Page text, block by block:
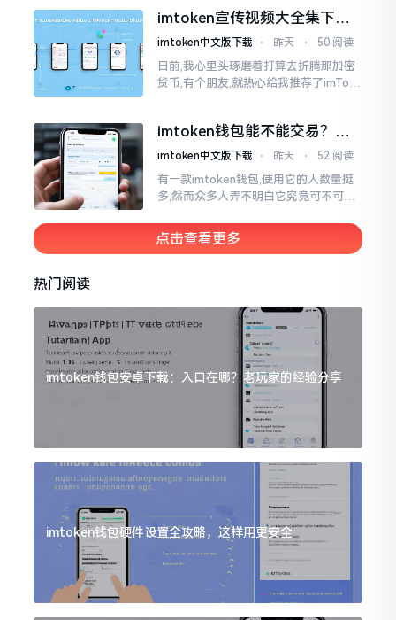
一个“钱包”而已
imtoken宣传视频大全集下
载，新手看完就懂怎么用
imtoken中文版下载 ⋅ 昨天 ⋅ 50 阅读
日前,我心里头琢磨着打算去折腾那加密
货币,有个朋友,就热心给我推荐了imTok
imtoken钱包能不能交易？一
文说清楚
imtoken中文版下载 ⋅ 昨天 ⋅ 52 阅读
有一款imtoken钱包,使用它的人数量挺
多,然而众多人弄不明白它究竟可不可以
钱包和交易所原本就是不同的事物,像是
存钱罐与菜市场那般
点击查看更多
热门阅读
imtoken钱包安卓下载：入口在哪？老玩家的经验分享
imtoken钱包硬件设置全攻略，这样用更安全